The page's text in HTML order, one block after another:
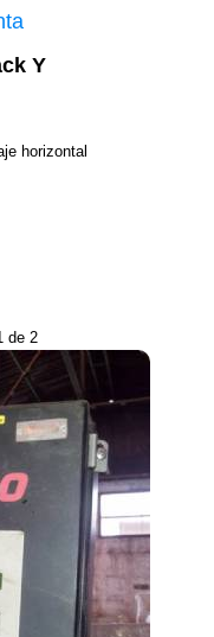
Y
horizontal
de 2